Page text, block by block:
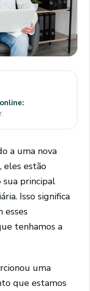
a uma nova
eles estão
sua principal
Isso significa
esses
tenhamos a
uma
que estamos